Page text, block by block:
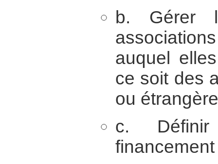
b. Gérer
auquel
ce soit des
ou
c.